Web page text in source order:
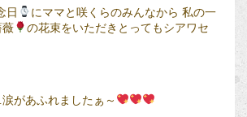
日
にママと咲くらのみんなから 私の一
薇
の花束をいただきとってもシアワセ
があふれましたぁ～